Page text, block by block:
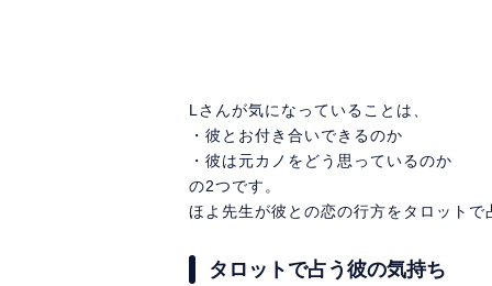
Lさんが気になっていることは、
・彼とお付き合いできるのか
・彼は元カノをどう思っているのか
の2つです。
ほよ先生が彼との恋の行方をタロットで
タロットで占う彼の気持ち